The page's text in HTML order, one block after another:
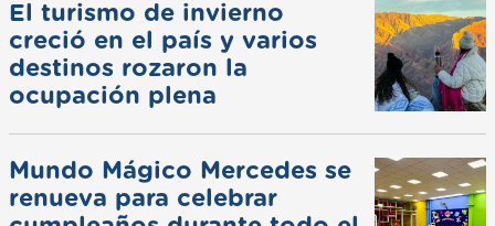
El turismo de invierno
creció en el país y varios
destinos rozaron la
ocupación plena
Mundo Mágico Mercedes se
renueva para celebrar